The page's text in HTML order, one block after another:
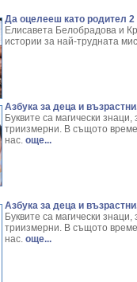
Да оцелееш като родител
Елисавета Белобрадова и
истории за най-трудната
Азбука за деца и
Буквите са магически
триизмерни. В същото
нас. още...
Азбука за деца и
Буквите са магически
триизмерни. В същото
нас. още...